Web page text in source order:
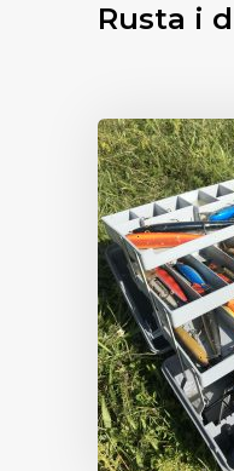
Rusta i